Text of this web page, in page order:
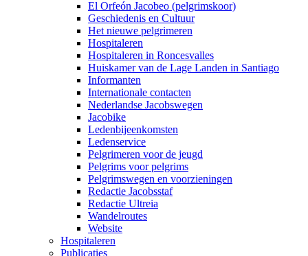
El Orfeón Jacobeo (pelgrimskoor)
Geschiedenis en Cultuur
Het nieuwe pelgrimeren
Hospitaleren
Hospitaleren in Roncesvalles
Huiskamer van de Lage Landen in Santiago
Informanten
Internationale contacten
Nederlandse Jacobswegen
Jacobike
Ledenbijeenkomsten
Ledenservice
Pelgrimeren voor de jeugd
Pelgrims voor pelgrims
Pelgrimswegen en voorzieningen
Redactie Jacobsstaf
Redactie Ultreia
Wandelroutes
Website
Hospitaleren
Publicaties